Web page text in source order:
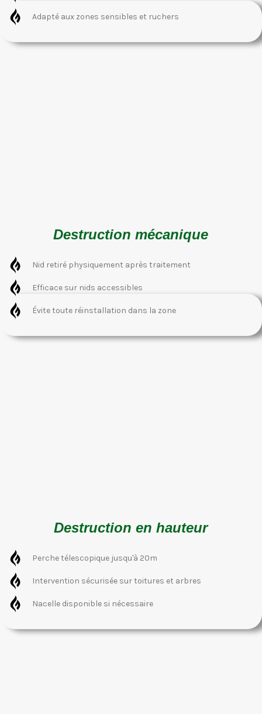
Adapté aux zones sensibles et ruchers
Destruction mécanique
Nid retiré physiquement après traitement
Efficace sur nids accessibles
Évite toute réinstallation dans la zone
Destruction en hauteur
Perche télescopique jusqu'à 20m
Intervention sécurisée sur toitures et arbres
Nacelle disponible si nécessaire